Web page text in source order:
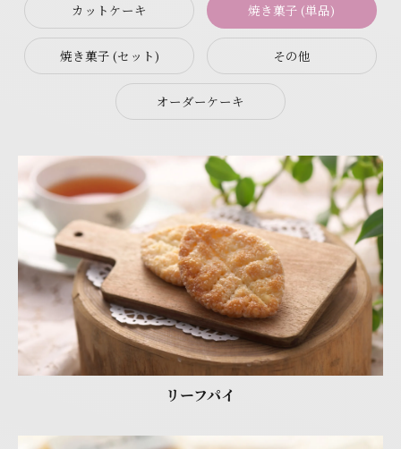
カットケーキ 焼き菓子 (単品)
焼き菓子 (セット) その他
オーダーケーキ
リーフパイ